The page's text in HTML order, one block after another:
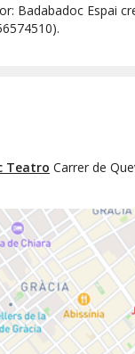
Badabadoc Espai
Teatro Carrer de